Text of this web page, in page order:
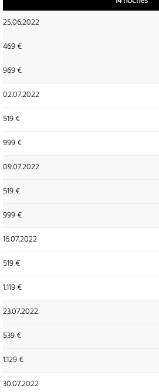
25.06.2022
469 €
969 €
02.07.2022
519 €
999 €
09.07.2022
519 €
999 €
16.07.2022
519 €
1.119 €
23.07.2022
539 €
1.129 €
30.07.2022